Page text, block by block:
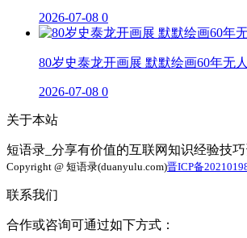
2026-07-08 0
80岁史泰龙开画展 默默绘画60年无
2026-07-08 0
关于本站
短语录_分享有价值的互联网知识经验技巧
Copyright @ 短语录(duanyulu.com)晋ICP备
联系我们
合作或咨询可通过如下方式：